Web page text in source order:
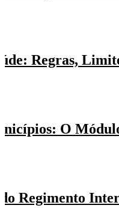
Regras,
O
Regimento